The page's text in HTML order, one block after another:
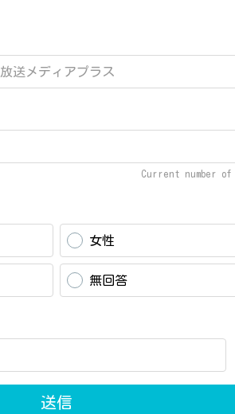
Current number
女性
無回答
送信